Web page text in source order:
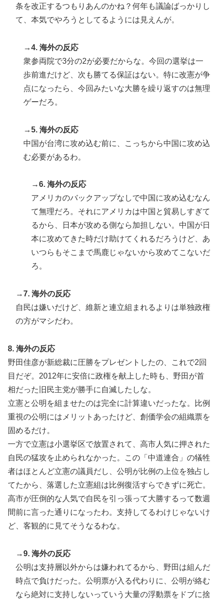
条を改正するつもりあんのかね？何年も議論ばっかりし
て、本気でやろうとしてるようには見えんが。
→4. 海外の反応
衆参両院で3分の2が必要だからな。今回の選挙は一
歩前進だけど、次も勝てる保証はない。特に改憲が争
点になったら、今回みたいな大勝を繰り返すのは無理
ゲーだろ。
→5. 海外の反応
中国が台湾に攻め込む前に、こっちから中国に攻め込
む必要があるわ。
→6. 海外の反応
アメリカのバックアップなしで中国に攻め込むなん
て無理だろ。それにアメリカは中国と貿易しすぎて
るから、日本が攻める側なら加担しない。中国が日
本に攻めてきた時だけ助けてくれるだろうけど、あ
いつらもそこまで馬鹿じゃないから攻めてこないだ
ろ。
→7. 海外の反応
自民は嫌いだけど、維新と連立組まれるよりは単独政権
の方がマシだわ。
8. 海外の反応
野田佳彦が新総裁に圧勝をプレゼントしたの、これで2回
目だぞ。2012年に安倍に政権を献上した時も、野田が首
相だった旧民主党が勝手に自滅したしな。
立憲と公明を組ませたのは完全に計算違いだったな。比例
重視の公明にはメリットあったけど、創価学会の組織票を
固めるだけ。
一方で立憲は小選挙区で放置されて、高市人気に押された
自民の猛攻を止められなかった。この「中道連合」の犠牲
者はほとんど立憲の議員だし、公明が比例の上位を独占し
てたから、落選した立憲組は比例復活すらできずに死亡。
高市が圧倒的な人気で自民を引っ張って大勝するって数週
間前に言った通りになったわ。支持してるわけじゃないけ
ど、客観的に見てそうなるわな。
→9. 海外の反応
公明は支持層以外からは嫌われてるから、野田は組んだ
時点で負けだった。公明票が入る代わりに、公明が絡む
なら絶対に支持しないっていう大量の浮動票をドブに捨